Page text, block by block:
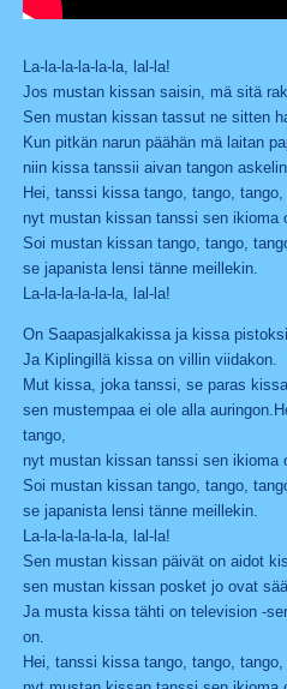
La-la-la-la-la-la, lal-la!
Jos mustan kissan saisin, mä sitä
Sen mustan kissan tassut ne sitten
Kun pitkän narun päähän mä laitan
niin kissa tanssii aivan tangon
Hei, tanssi kissa tango, tango, tango,
nyt mustan kissan tanssi sen ikioma
Soi mustan kissan tango, tango,
se japanista lensi tänne meillekin.
La-la-la-la-la-la, lal-la!
On Saapasjalkakissa ja kissa
Ja Kiplingillä kissa on villin viidakon.
Mut kissa, joka tanssi, se paras
sen mustempaa ei ole alla
tango,
nyt mustan kissan tanssi sen ikioma
Soi mustan kissan tango, tango,
se japanista lensi tänne meillekin.
La-la-la-la-la-la, lal-la!
Sen mustan kissan päivät on aidot
sen mustan kissan posket jo ovat
Ja musta kissa tähti on television -
on.
Hei, tanssi kissa tango, tango, tango,